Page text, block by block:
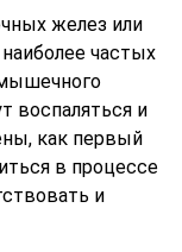
желез или
частых
воспаляться и
как первый
в процессе
и